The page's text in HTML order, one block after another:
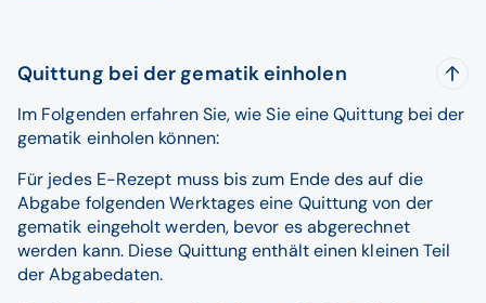
Quittung bei der gematik einholen
Im Folgenden erfahren Sie, wie Sie eine Quittung bei der
gematik einholen können:
Für jedes E-Rezept muss bis zum Ende des auf die
Abgabe folgenden Werktages eine Quittung von der
gematik eingeholt werden, bevor es abgerechnet
werden kann. Diese Quittung enthält einen kleinen Teil
der Abgabedaten.